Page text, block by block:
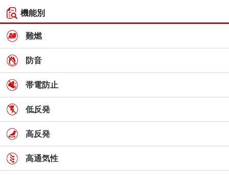
機能別
難燃
防音
帯電防止
低反発
高反発
高通気性